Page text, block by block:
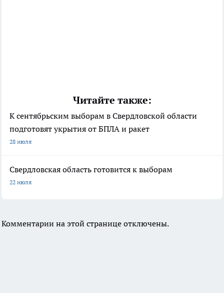
Читайте также:
К сентябрьским выборам в Свердловской области
подготовят укрытия от БПЛА и ракет
28 июля
Свердловская область готовится к выборам
22 июля
Комментарии на этой странице отключены.